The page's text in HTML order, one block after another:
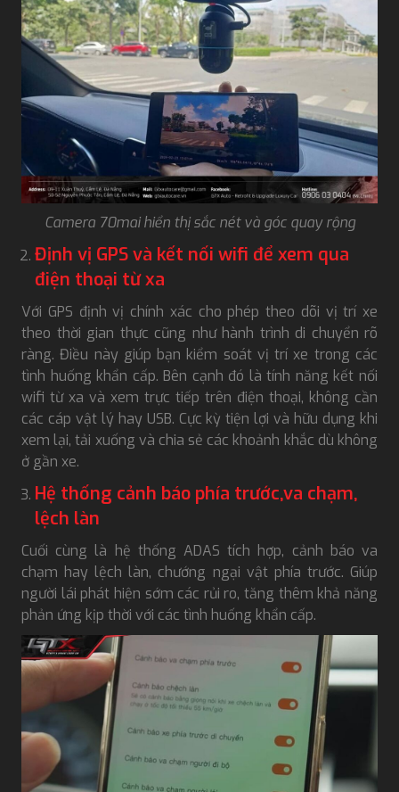
Camera 70mai hiển thị sắc nét và góc quay rộng
Định vị GPS và kết nối wifi để xem qua
điện thoại từ xa
Với GPS định vị chính xác cho phép theo dõi vị trí xe
theo thời gian thực cũng như hành trình di chuyển rõ
ràng. Điều này giúp bạn kiểm soát vị trí xe trong các
tình huống khẩn cấp. Bên cạnh đó là tính năng kết nối
wifi từ xa và xem trực tiếp trên điện thoại, không cần
các cáp vật lý hay USB. Cực kỳ tiện lợi và hữu dụng khi
xem lại, tải xuống và chia sẻ các khoảnh khắc dù không
ở gần xe.
Hệ thống cảnh báo phía trước,va chạm,
lệch làn
Cuối cùng là hệ thống ADAS tích hợp, cảnh báo va
chạm hay lệch làn, chướng ngại vật phía trước. Giúp
người lái phát hiện sớm các rủi ro, tăng thêm khả năng
phản ứng kịp thời với các tình huống khẩn cấp.